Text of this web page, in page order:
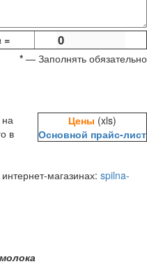
=
* — Заполнять обязательно
Цены (xls)
Основной прайс-лист
на
в
магазинах: spilna-